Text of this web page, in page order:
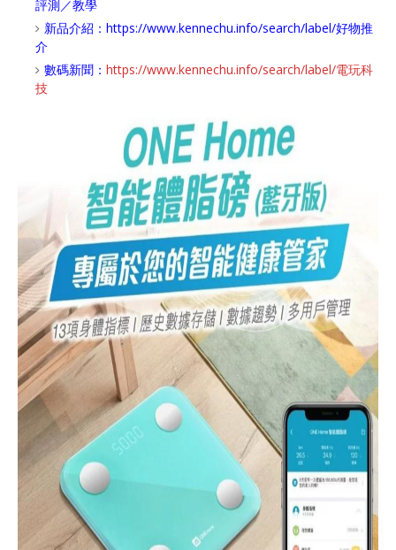
評測／教學
新品介紹： https://www.kennechu.info/search/label/好物推
介
數碼新聞： https://www.kennechu.info/search/label/電玩科
技